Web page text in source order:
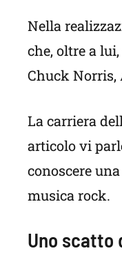
Nella
che, oltre a
Chuck Norris,
La carriera
articolo vi
conoscere
musica rock.
Uno scatto